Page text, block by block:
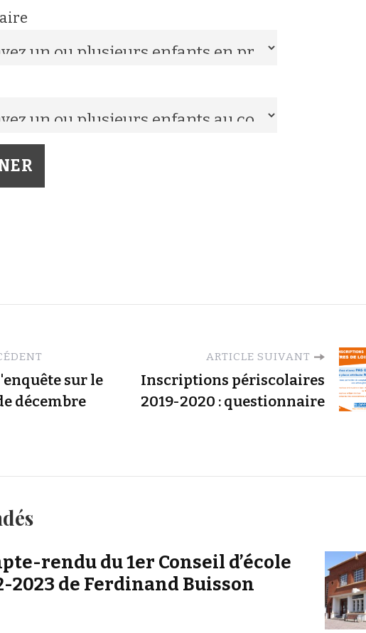
sur le
décembre
ARTICLE SUIVANT
Inscriptions périscolaires
2019-2020 : questionnaire
rendu du 1er Conseil d’école
2023 de Ferdinand Buisson